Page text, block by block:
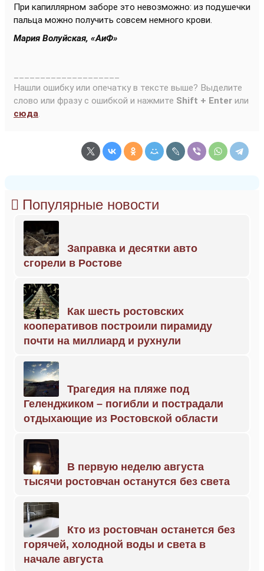
При капиллярном заборе это невозможно: из подушечки
пальца можно получить совсем немного крови.
Мария Волуйская, «АиФ»
Нашли ошибку или опечатку в тексте выше? Выделите
слово или фразу с ошибкой и нажмите Shift + Enter или
сюда.
Популярные новости
Заправка и десятки авто
сгорели в Ростове
Как шесть ростовских
кооперативов построили пирамиду
почти на миллиард и рухнули
Трагедия на пляже под
Геленджиком – погибли и пострадали
отдыхающие из Ростовской области
В первую неделю августа
тысячи ростовчан останутся без света
Кто из ростовчан останется без
горячей, холодной воды и света в
начале августа